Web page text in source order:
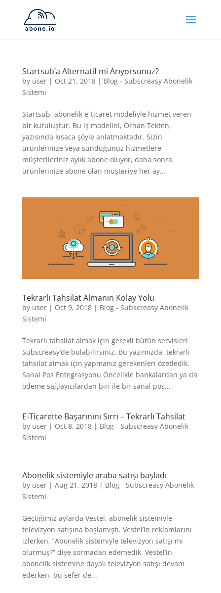
Startsub’a Alternatif mi Arıyorsunuz?
by user| Oct 21, 2018| Blog - Subscreasy Abonelik
Sistemi
Startsub, abonelik e-ticaret modeliyle hizmet veren
bir kuruluştur. Bu iş modelini, Orhan Tekten,
yazısında kısaca şöyle anlatmaktadır. Sizin
ürünlerinize veya sunduğunuz hizmetlere
müşterileriniz aylık abone oluyor, daha sonra
ürünlerinize abone olan müşteriye her ay...
Tekrarlı Tahsilat Almanın Kolay Yolu
by user| Oct 9, 2018| Blog - Subscreasy Abonelik
Sistemi
Tekrarlı tahsilat almak için gerekli bütün servisleri
Subscreasy’de bulabilirsiniz. Bu yazımızda, tekrarlı
tahsilat almak için yapmanız gerekenleri özetledik.
Sanal Pos Entegrasyonu Öncelikle bankalardan ya da
ödeme sağlayıcılardan biri ile bir sanal pos...
E-Ticarette Başarınını Sırrı – Tekrarlı Tahsilat
by user| Oct 8, 2018| Blog - Subscreasy Abonelik
Sistemi
Abonelik sistemiyle araba satışı başladı
by user| Aug 21, 2018| Blog - Subscreasy Abonelik
Sistemi
Geçtiğimiz aylarda Vestel, abonelik sistemiyle
televizyon satışına başlamıştı. Vestel’in reklamlarını
izlerken, “Abonelik sistemiyle televizyon satışı mı
olurmuş?” diye sormadan edemedik. Vestel’in
abonelik sistemine dayalı televizyon satışı devam
ederken, bu sefer de...